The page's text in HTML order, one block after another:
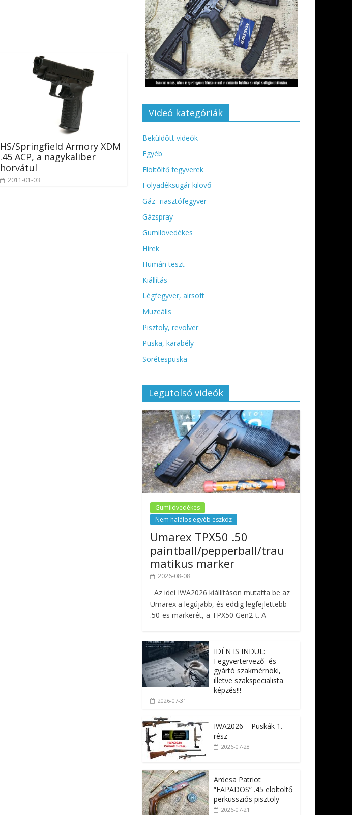
HS/Springfield Armory XDM
.45 ACP, a nagykaliber
horvátul
2011-01-03
Videó kategóriák
Beküldött videók
Egyéb
Elöltöltő fegyverek
Folyadéksugár kilövő
Gáz- riasztófegyver
Gázspray
Gumilövedékes
Hírek
Humán teszt
Kiállítás
Légfegyver, airsoft
Muzeális
Pisztoly, revolver
Puska, karabély
Sörétespuska
Legutolsó videók
Gumilövedékes
Nem halálos egyéb eszköz
Umarex TPX50 .50
paintball/pepperball/trau
matikus marker
2026-08-08
Az idei IWA2026 kiállításon mutatta be az
Umarex a legújabb, és eddig legfejlettebb
.50-es markerét, a TPX50 Gen2-t. A
IDÉN IS INDUL:
Fegyvertervező- és
gyártó szakmérnöki,
illetve szakspecialista
képzés!!!
2026-07-31
IWA2026 – Puskák 1.
rész
2026-07-28
Ardesa Patriot
“FAPADOS” .45 elöltöltő
perkussziós pisztoly
2026-07-21